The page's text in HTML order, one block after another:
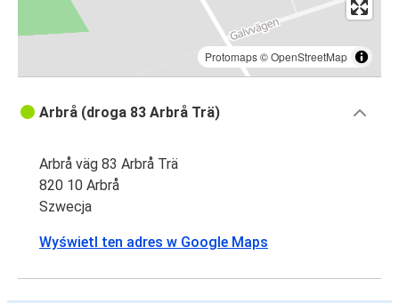
Protomaps©OpenStreetMap
Arbrå (droga 83 Arbrå Trä)
Arbrå väg 83 Arbrå Trä
820 10 Arbrå
Szwecja
Wyświetl ten adres w Google Maps